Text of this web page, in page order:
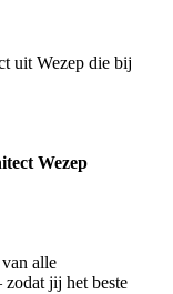
uit Wezep die bij
Wezep
alle
zodat jij het beste